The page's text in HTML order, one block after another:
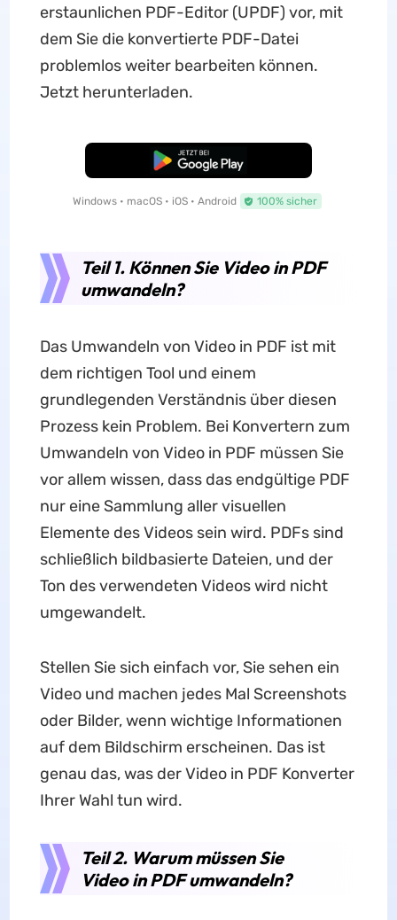
erstaunlichen PDF-Editor (UPDF) vor, mit
dem Sie die konvertierte PDF-Datei
problemlos weiter bearbeiten können.
Jetzt herunterladen.
Kostenloser Download
Windows • macOS • iOS • Android 100% sicher
Teil 1. Können Sie Video in PDF
umwandeln?
Das Umwandeln von Video in PDF ist mit
dem richtigen Tool und einem
grundlegenden Verständnis über diesen
Prozess kein Problem. Bei Konvertern zum
Umwandeln von Video in PDF müssen Sie
vor allem wissen, dass das endgültige PDF
nur eine Sammlung aller visuellen
Elemente des Videos sein wird. PDFs sind
schließlich bildbasierte Dateien, und der
Ton des verwendeten Videos wird nicht
umgewandelt.
Stellen Sie sich einfach vor, Sie sehen ein
Video und machen jedes Mal Screenshots
oder Bilder, wenn wichtige Informationen
auf dem Bildschirm erscheinen. Das ist
genau das, was der Video in PDF Konverter
Ihrer Wahl tun wird.
Teil 2. Warum müssen Sie
Video in PDF umwandeln?